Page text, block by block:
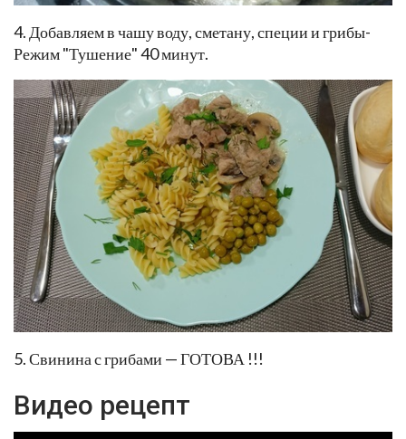
4. Добавляем в чашу воду, сметану, специи и грибы-
Режим "Тушение" 40 минут.
5. Свинина с грибами — ГОТОВА !!!
Видео рецепт